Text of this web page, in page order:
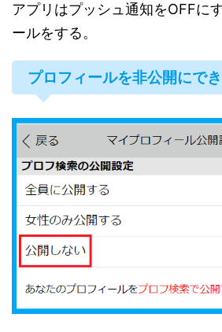
アプリはプッシュ通知をOFFに
ールをする。
プロフィールを非公開にで